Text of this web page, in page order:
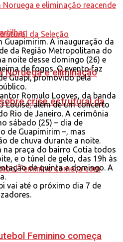
Noruega e eliminação
crise estrutural da
Feminino começa
Guapimirim. A inauguração da
da Região Metropolitana do
noite desse domingo (26) e
de fogos. O evento faz
Guapi, promovido pela
Romulo Looves, da banda
Louise, além de um concerto
Rio de Janeiro. A cerimônia
sábado (25) – dia de
de Guapimirim –, mas
de chuva durante a noite.
na praça do bairro Cotia todos
e o túnel de gelo, das 19h às
de quinta a domingo. A
vai até o próximo dia 7 de